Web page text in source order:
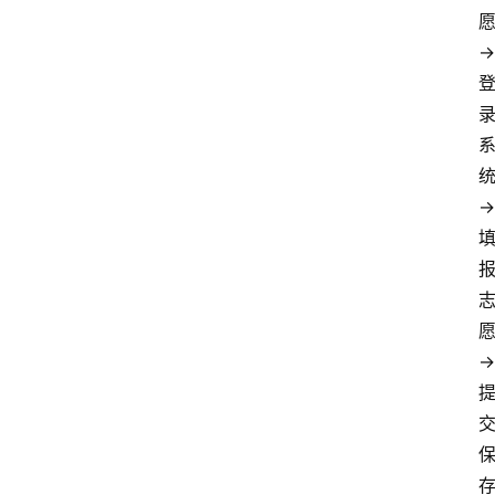
愿
→
登
录
系
统
→
填
报
志
愿
→
提
交
保
存